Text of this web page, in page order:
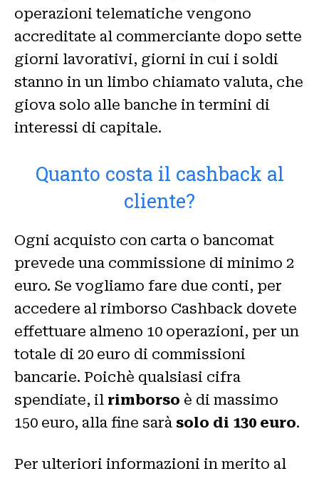
operazioni telematiche vengono
accreditate al commerciante dopo sette
giorni lavorativi, giorni in cui i soldi
stanno in un limbo chiamato valuta, che
giova solo alle banche in termini di
interessi di capitale.
Quanto costa il cashback al
cliente?
Ogni acquisto con carta o bancomat
prevede una commissione di minimo 2
euro. Se vogliamo fare due conti, per
accedere al rimborso Cashback dovete
effettuare almeno 10 operazioni, per un
totale di 20 euro di commissioni
bancarie. Poichè qualsiasi cifra
spendiate, il rimborso è di massimo
150 euro, alla fine sarà solo di 130 euro.
Per ulteriori informazioni in merito al